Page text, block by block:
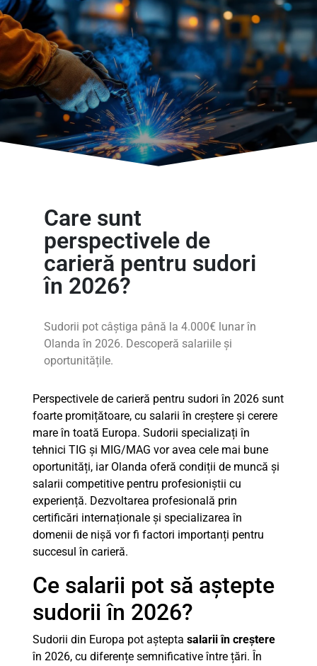
Care sunt
perspectivele de
carieră pentru sudori
în 2026?
Sudorii pot câștiga până la 4.000€ lunar în
Olanda în 2026. Descoperă salariile și
oportunitățile.
Perspectivele de carieră pentru sudori în 2026 sunt
foarte promițătoare, cu salarii în creștere și cerere
mare în toată Europa. Sudorii specializați în
tehnici TIG și MIG/MAG vor avea cele mai bune
oportunități, iar Olanda oferă condiții de muncă și
salarii competitive pentru profesioniștii cu
experiență. Dezvoltarea profesională prin
certificări internaționale și specializarea în
domenii de nișă vor fi factori importanți pentru
succesul în carieră.
Ce salarii pot să aștepte
sudorii în 2026?
Sudorii din Europa pot aștepta salarii în creștere
în 2026, cu diferențe semnificative între țări. În